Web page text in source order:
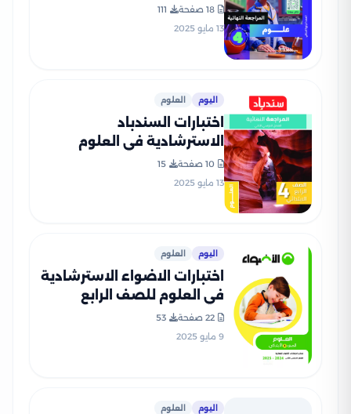
الثاني 2025 PDF بالاجابات
18 صفحة
111
13 مايو 2025
اليوم العلوم
اختبارات السندباد
الاسترشادية في العلوم
للصف الرابع الابتدائي الترم
الثاني PDF بالاجابات
10 صفحة
15
13 مايو 2025
اليوم العلوم
اختبارات الاضواء الاسترشادية
في العلوم للصف الرابع
PDF بالاجابات
22 صفحة
53
9 مايو 2025
اليوم العلوم